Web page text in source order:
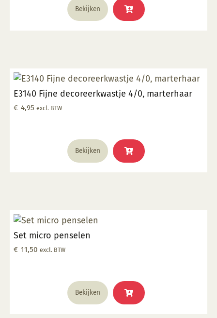
Bekijken
E3140 Fijne decoreerkwastje 4/0, marterhaar
€ 4,95 excl. BTW
Bekijken
Set micro penselen
€ 11,50 excl. BTW
Bekijken